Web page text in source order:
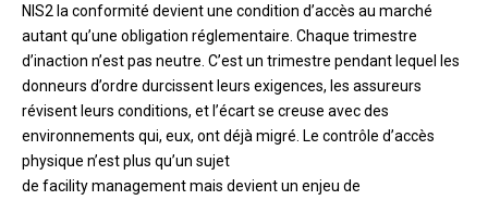
NIS2 la conformité devient une condition d’accès au marché
autant qu’une obligation réglementaire. Chaque trimestre
d’inaction n’est pas neutre. C’est un trimestre pendant lequel les
donneurs d’ordre durcissent leurs exigences, les assureurs
révisent leurs conditions, et l’écart se creuse avec des
environnements qui, eux, ont déjà migré. Le contrôle d’accès
physique n’est plus qu’un sujet
de facility management mais devient un enjeu de